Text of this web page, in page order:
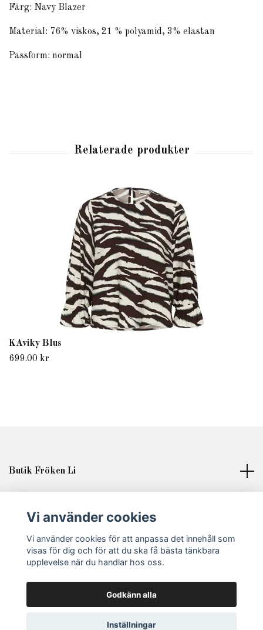
Färg: Navy Blazer
Material: 76% viskos, 21 % polyamid, 3% elastan
Passform: normal
KAviky Blus
699.00 kr
Butik Fröken Li
Sociala medier
© 2026 Fröken Li
Vi använder cookies
Vi använder cookies för att anpassa det innehåll som
visas för dig och för att du ska få bästa tänkbara
upplevelse när du handlar hos oss.
Godkänn alla
Inställningar